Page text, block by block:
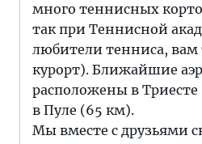
много теннисных
так при Теннисной
любители тенниса, вам
курорт). Ближайшие
расположены в
в Пуле (65 км).
Мы вместе с друзьями